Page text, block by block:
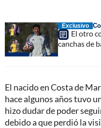
Exclusivo
El otro
canchas de
El nacido en Costa de
hace algunos años tuvo
hizo dudar de poder
debido a que perdió la